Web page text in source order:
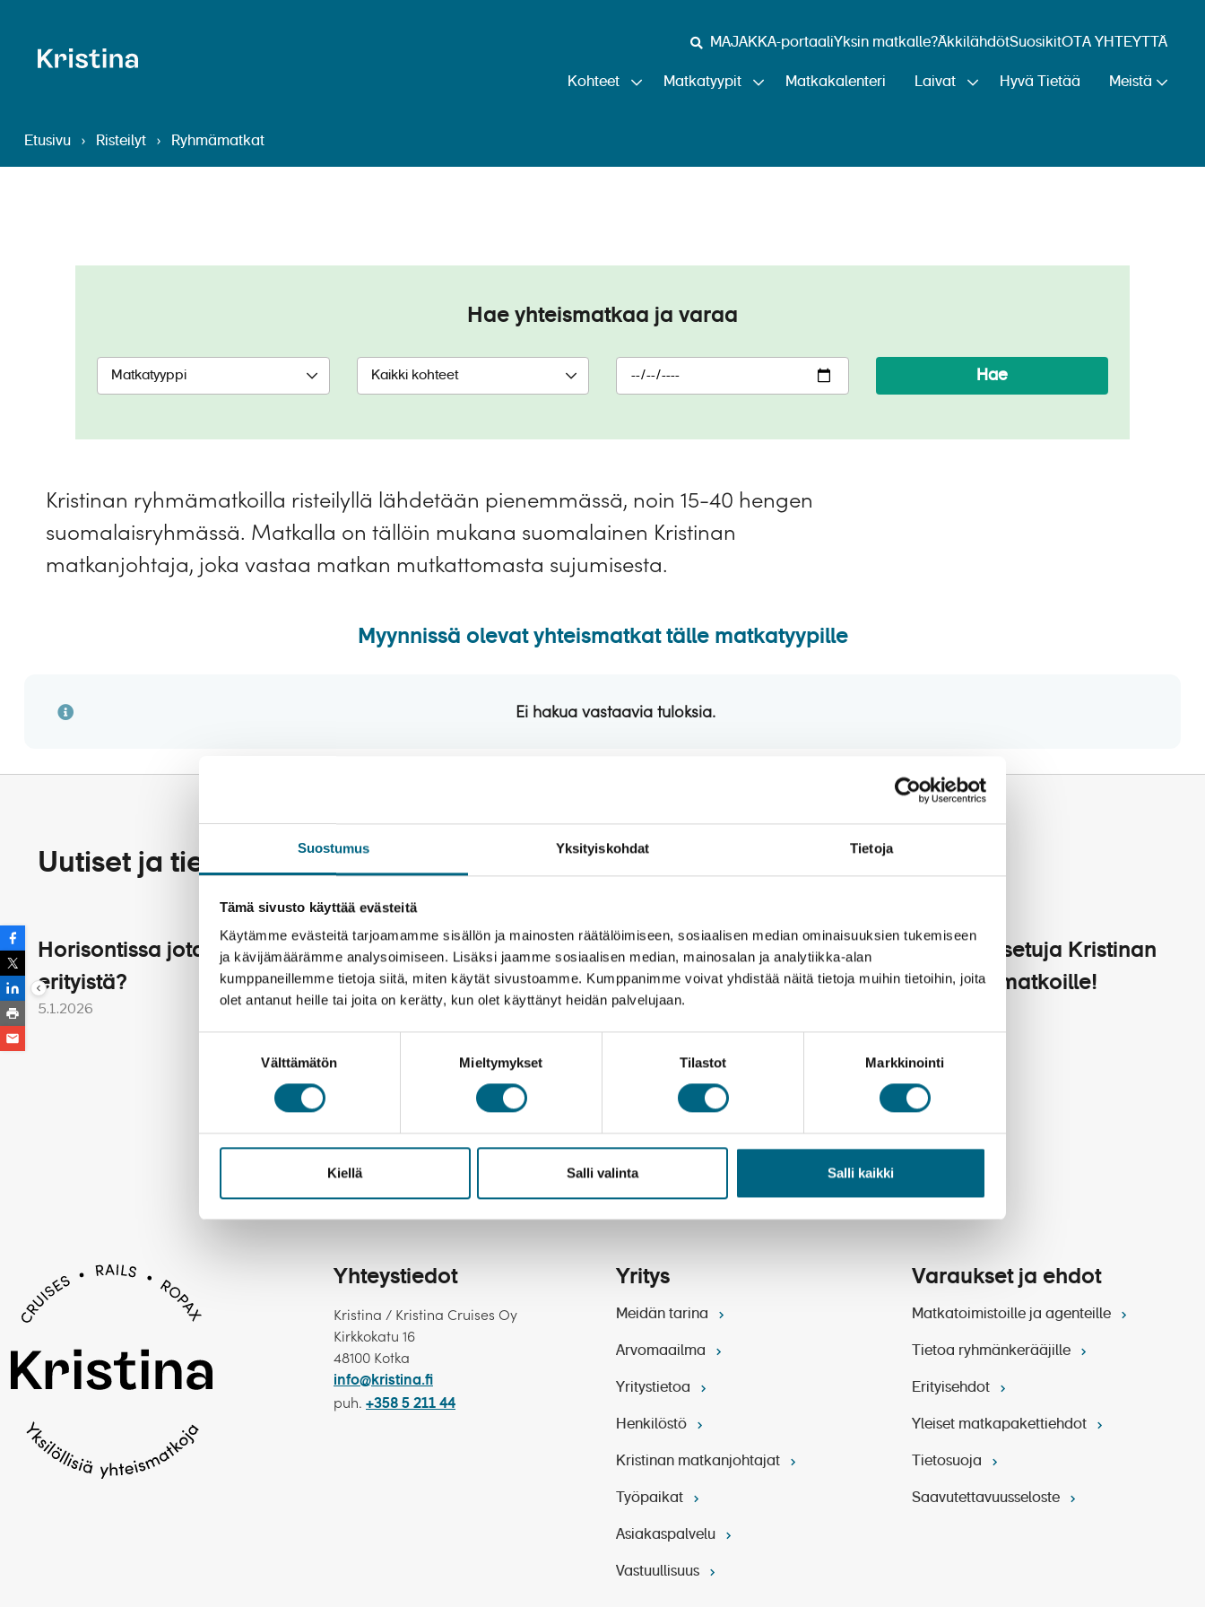
Suostumus Yksityiskohdat Tietoja
Tämä sivusto käyttää evästeitä
Käytämme evästeitä tarjoamamme sisällön ja mainosten räätälöimiseen, sosiaalisen median ominaisuuksien tukemiseen
ja kävijämäärämme analysoimiseen. Lisäksi jaamme sosiaalisen median, mainosalan ja analytiikka-alan
kumppaneillemme tietoja siitä, miten käytät sivustoamme. Kumppanimme voivat yhdistää näitä tietoja muihin tietoihin, joita
olet antanut heille tai joita on kerätty, kun olet käyttänyt heidän palvelujaan.
Välttämätön Mieltymykset Tilastot Markkinointi
Kiellä Salli valinta Salli kaikki
MAJAKKA-portaaliYksin matkalle?ÄkkilähdötSuosikitOTA YHTEYTTÄ
Kohteet Matkatyypit Matkakalenteri Laivat Hyvä Tietää Meistä
Etusivu › Risteilyt › Ryhmämatkat
Ryhmämatkat
Hae yhteismatkaa ja varaa
Hae
Kristinan ryhmämatkoilla risteilyllä lähdetään pienemmässä, noin 15-40 hengen
suomalaisryhmässä. Matkalla on tällöin mukana suomalainen Kristinan
matkanjohtaja, joka vastaa matkan mutkattomasta sujumisesta.
Myynnissä olevat yhteismatkat tälle matkatyypille
Ei hakua vastaavia tuloksia.
Uutiset ja tiedotteet
Horisontissa jotakin
erityistä?
5.1.2026
Matka on elämys
kaikille aisteille
18.4.2025
Laadukasta ja
luotettavaa matkailua
ystäväporukalle –
1.3.2025
Varausetuja Kristinan
yhteismatkoille!
Yhteystiedot
Kristina / Kristina Cruises Oy
Kirkkokatu 16
48100 Kotka
info@kristina.fi
puh. +358 5 211 44
Yritys
Meidän tarina
Arvomaailma
Yritystietoa
Henkilöstö
Kristinan matkanjohtajat
Työpaikat
Asiakaspalvelu
Vastuullisuus
Varaukset ja ehdot
Matkatoimistoille ja agenteille
Tietoa ryhmänkerääjille
Erityisehdot
Yleiset matkapakettiehdot
Tietosuoja
Saavutettavuusseloste